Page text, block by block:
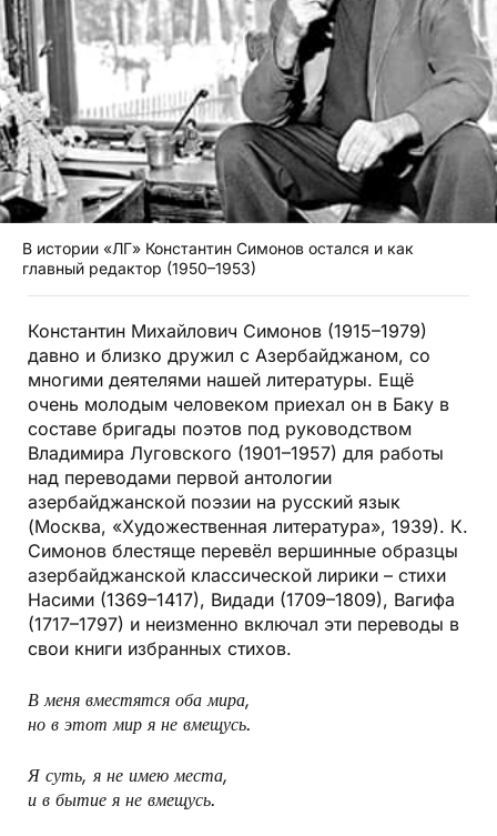
В истории «ЛГ» Константин Симонов остался и как
главный редактор (1950–1953)
Константин Михайлович Симонов (1915–1979)
давно и близко дружил с Азербайджаном, со
многими деятелями нашей литературы. Ещё
очень молодым человеком приехал он в Баку в
составе бригады поэтов под руководством
Владимира Луговского (1901–1957) для работы
над переводами первой антологии
азербайджанской поэзии на русский язык
(Москва, «Художественная литература», 1939). К.
Симонов блестяще перевёл вершинные образцы
азербайджанской классической лирики – стихи
Насими (1369–1417), Видади (1709–1809), Вагифа
(1717–1797) и неизменно включал эти переводы в
свои книги избранных стихов.
В меня вместятся оба мира,
но в этот мир я не вмещусь.
Я суть, я не имею места,
и в бытие я не вмещусь.